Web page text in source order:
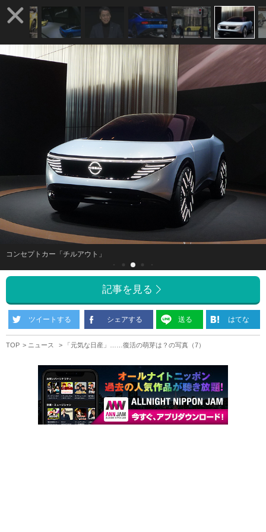
コンセプトカー「チルアウト」
記事を見る
ツイートする シェアする 送る はてな
TOP ニュース 「元気な日産」……復活の萌芽は？の写真（7）